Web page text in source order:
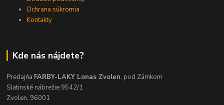
Ochrana súkromia
Kontakty
Kde nás nájdete?
Predajňa FARBY-LAKY Lonas Zvolen, pod Zámkom
Slatinské nábrežie 9542/1
Zvolen, 96001